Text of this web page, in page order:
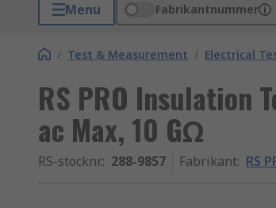
Menu Fabrikantnummer
/ Test & Measurement / Electrical
RS PRO Insulation
ac Max, 10 GΩ
RS-stocknr.: 288-9857 Fabrikant: RS